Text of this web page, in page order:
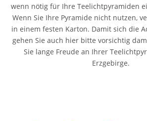
wenn nötig für Ihre Teelichtpyramiden
Wenn Sie Ihre Pyramide nicht nutzen,
in einem festen Karton. Damit sich die
gehen Sie auch hier bitte vorsichtig
Sie lange Freude an Ihrer
Erzgebirge.